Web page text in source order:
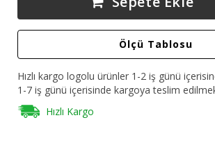
Ölçü Tablosu
Hızlı kargo logolu ürünler 1-2 iş günü
1-7 iş günü içerisinde kargoya teslim
Hızlı Kargo